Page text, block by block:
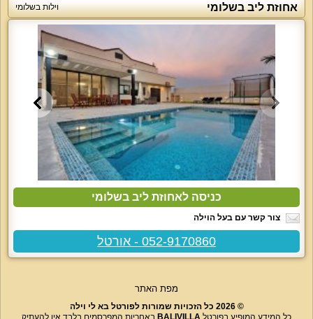
אחוזת ליב בשלומי וילות בשלומי
כניסה לאחוזת ליב בשלומי
צור קשר עם בעל הוילה
052-9170860 - אורטל
מפת האתר
© 2026 כל הזכויות שמורות לפורטל בא לי וילה